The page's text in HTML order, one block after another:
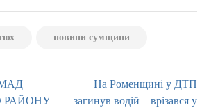
новини сумщини
РАЙОНУ
На Роменщині у ДТП
загинув водій – врізався у